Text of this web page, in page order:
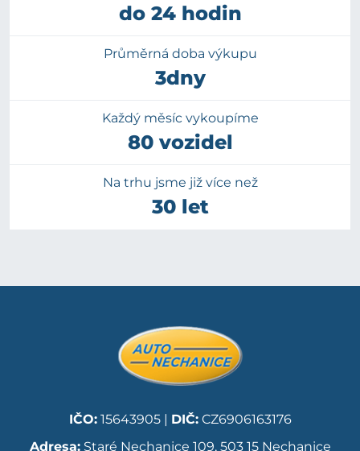
do 24 hodin
Průměrná doba výkupu
3dny
Každý měsíc vykoupíme
80 vozidel
Na trhu jsme již více než
30 let
IČO:15643905 | DIČ:CZ6906163176
Adresa:Staré Nechanice 109, 503 15 Nechanice